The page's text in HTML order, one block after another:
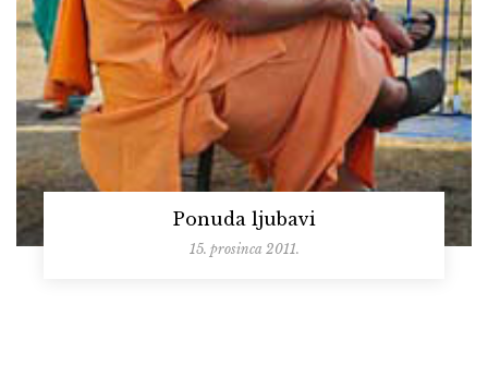
Ponuda ljubavi
15. prosinca 2011.